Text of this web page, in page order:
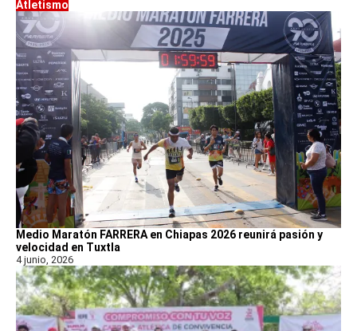
Atletismo
Medio Maratón FARRERA en Chiapas 2026 reunirá pasión y
velocidad en Tuxtla
4 junio, 2026